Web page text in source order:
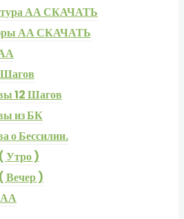
АА СКАЧАТЬ
АА СКАЧАТЬ
12 Шагов
из БК
о Бессилии.
Утро )
Вечер )
АА